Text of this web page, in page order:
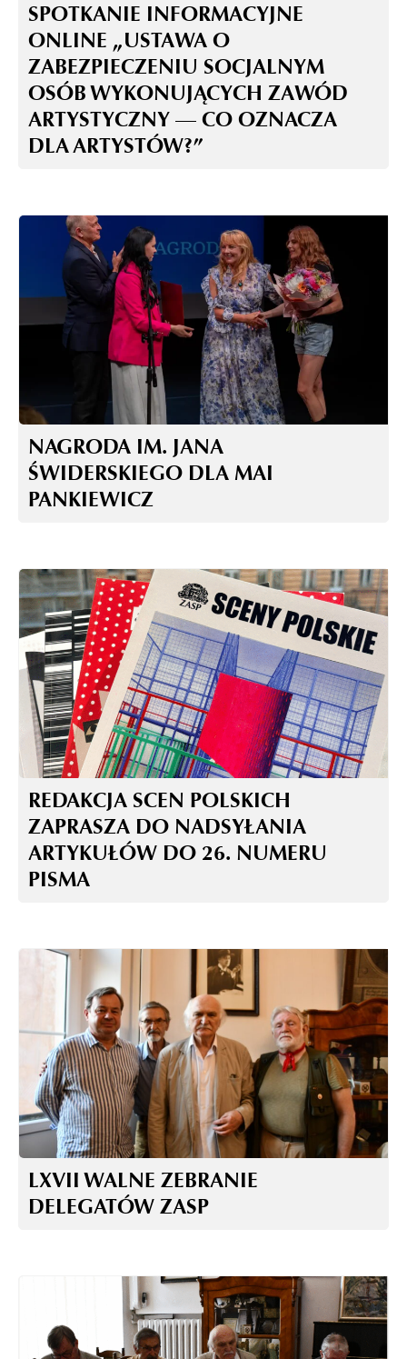
SPOTKANIE INFORMACYJNE
ONLINE „USTAWA O
ZABEZPIECZENIU SOCJALNYM
OSÓB WYKONUJĄCYCH ZAWÓD
ARTYSTYCZNY — CO OZNACZA
DLA ARTYSTÓW?”
NAGRODA IM. JANA
ŚWIDERSKIEGO DLA MAI
PANKIEWICZ
REDAKCJA SCEN POLSKICH
ZAPRASZA DO NADSYŁANIA
ARTYKUŁÓW DO 26. NUMERU
PISMA
LXVII WALNE ZEBRANIE
DELEGATÓW ZASP